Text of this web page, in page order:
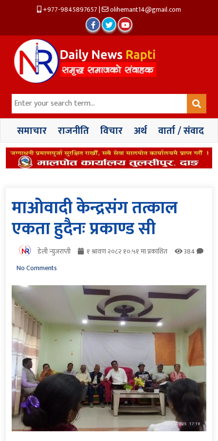
+977-9845897657| olihemant14@gmail.com
समाचार राजनीति विचार अर्थ वार्ता / संवाद
माओवादी केन्द्रसंग तत्काल
एकता हुदैनः प्रकाण्ड सी
डेली न्युजराप्ती १ श्रावण २०८२ १०:५१ मा प्रकाशित
384
No Comments